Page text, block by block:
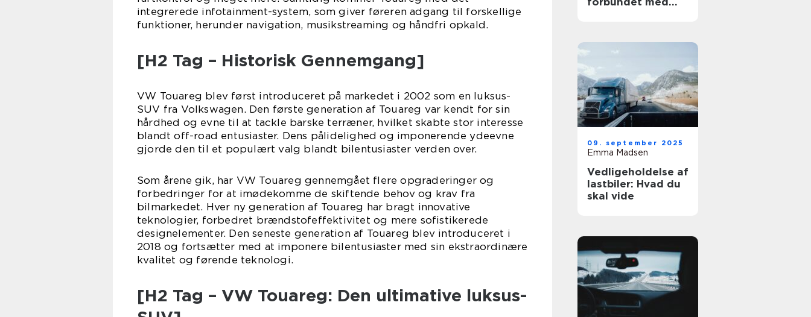
integrerede infotainment-system, som giver føreren adgang til forskellige
funktioner, herunder navigation, musikstreaming og håndfri opkald.
[H2 Tag – Historisk Gennemgang]
VW Touareg blev først introduceret på markedet i 2002 som en luksus-
SUV fra Volkswagen. Den første generation af Touareg var kendt for sin
hårdhed og evne til at tackle barske terræner, hvilket skabte stor interesse
blandt off-road entusiaster. Dens pålidelighed og imponerende ydeevne
gjorde den til et populært valg blandt bilentusiaster verden over.
Som årene gik, har VW Touareg gennemgået flere opgraderinger og
forbedringer for at imødekomme de skiftende behov og krav fra
bilmarkedet. Hver ny generation af Touareg har bragt innovative
teknologier, forbedret brændstofeffektivitet og mere sofistikerede
designelementer. Den seneste generation af Touareg blev introduceret i
2018 og fortsætter med at imponere bilentusiaster med sin ekstraordinære
kvalitet og førende teknologi.
[H2 Tag – VW Touareg: Den ultimative luksus-
09. september 2025
Emma Madsen
Vedligeholdelse af
lastbiler: Hvad du
skal vide